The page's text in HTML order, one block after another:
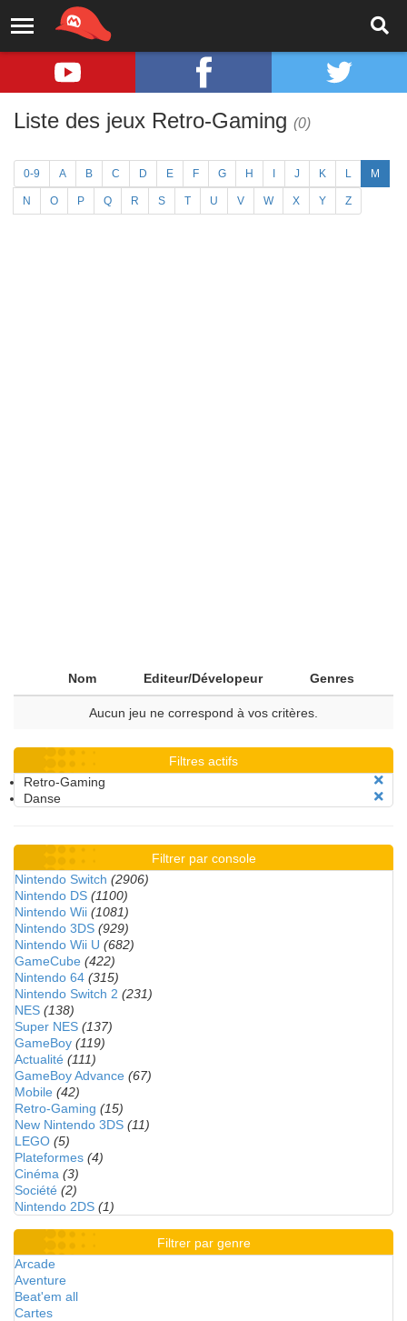
Liste des jeux Retro-Gaming (0)
0-9 A B C D E F G H J K L M
N O P Q R S T U V W X Y Z
Nom Editeur/Dévelopeur Genres
Aucun jeu ne correspond à vos critères.
Filtres actifs
Retro-Gaming
Danse
Filtrer par console
Nintendo Switch (2906)
Nintendo DS (1100)
Nintendo Wii (1081)
Nintendo 3DS (929)
Nintendo Wii U (682)
GameCube (422)
Nintendo 64 (315)
Nintendo Switch 2 (231)
NES (138)
Super NES (137)
GameBoy (119)
Actualité (111)
GameBoy Advance (67)
Mobile (42)
Retro-Gaming (15)
New Nintendo 3DS (11)
LEGO (5)
Plateformes (4)
Cinéma (3)
Société (2)
Nintendo 2DS (1)
Filtrer par genre
Arcade
Aventure
Beat'em all
Cartes